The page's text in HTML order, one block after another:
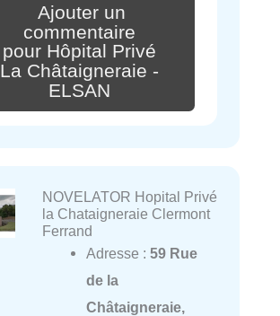
Ajouter un
commentaire
pour Hôpital Privé
La Châtaigneraie -
ELSAN
NOVELATOR Hopital Privé
la Chataigneraie Clermont
Ferrand
Adresse : 59 Rue
de la
Châtaigneraie,